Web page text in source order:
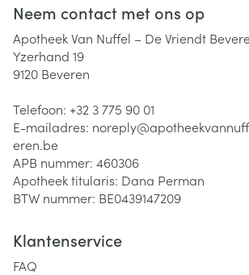
Neem contact met ons op
Apotheek Van Nuffel – De Vriendt
Yzerhand 19
9120 Beveren
Telefoon: +32 3 775 90 01
E-mailadres: noreply@
eren.be
APB nummer: 460306
Apotheek titularis: Dana Perman
BTW nummer: BE0439147209
Klantenservice
FAQ